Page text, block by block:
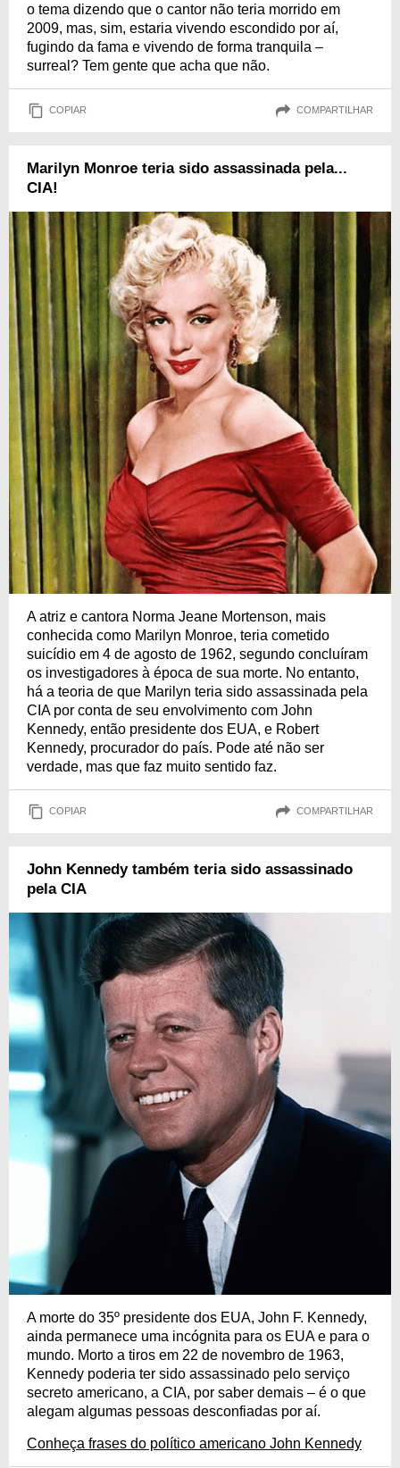
o tema dizendo que o cantor não teria morrido em
2009, mas, sim, estaria vivendo escondido por aí,
fugindo da fama e vivendo de forma tranquila –
surreal? Tem gente que acha que não.
COPIAR COMPARTILHAR
Marilyn Monroe teria sido assassinada pela...
CIA!
A atriz e cantora Norma Jeane Mortenson, mais
conhecida como Marilyn Monroe, teria cometido
suicídio em 4 de agosto de 1962, segundo concluíram
os investigadores à época de sua morte. No entanto,
há a teoria de que Marilyn teria sido assassinada pela
CIA por conta de seu envolvimento com John
Kennedy, então presidente dos EUA, e Robert
Kennedy, procurador do país. Pode até não ser
verdade, mas que faz muito sentido faz.
COPIAR COMPARTILHAR
John Kennedy também teria sido assassinado
pela CIA
A morte do 35º presidente dos EUA, John F. Kennedy,
ainda permanece uma incógnita para os EUA e para o
mundo. Morto a tiros em 22 de novembro de 1963,
Kennedy poderia ter sido assassinado pelo serviço
secreto americano, a CIA, por saber demais – é o que
alegam algumas pessoas desconfiadas por aí.
Conheça frases do político americano John Kennedy